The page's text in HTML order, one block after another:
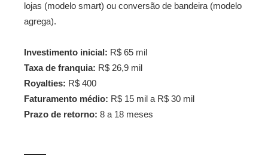
lojas (modelo smart) ou conversão de bandeira (modelo
agrega).
Investimento inicial: R$ 65 mil
Taxa de franquia: R$ 26,9 mil
Royalties: R$ 400
Faturamento médio: R$ 15 mil a R$ 30 mil
Prazo de retorno: 8 a 18 meses